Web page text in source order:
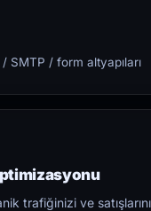
SMTP / form altyapıları
trafiğinizi ve